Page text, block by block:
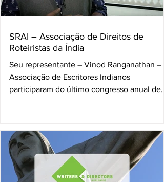
SRAI – Associação de Direitos de
Roteiristas da Índia
Seu representante – Vinod Ranganathan –
Associação de Escritores Indianos
participaram do último congresso anual de